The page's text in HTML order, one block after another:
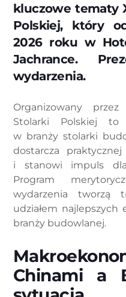
kluczowe tematy
Polskiej, który
2026 roku w
Jachrance.
wydarzenia.
Organizowany
Stolarki Polskiej to
w branży stolarki
dostarcza
i stanowi impuls
Program
wydarzenia tworzą
udziałem
branży budowlanej.
Chinami a